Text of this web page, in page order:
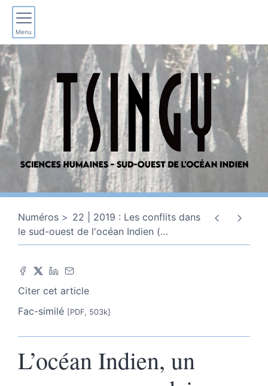
Menu
Numéros
22 | 2019 : Les conflits dans
le sud-ouest de l'océan Indien (…
Citer cet article
Fac-similé [PDF, 503k]
L’océan Indien, un